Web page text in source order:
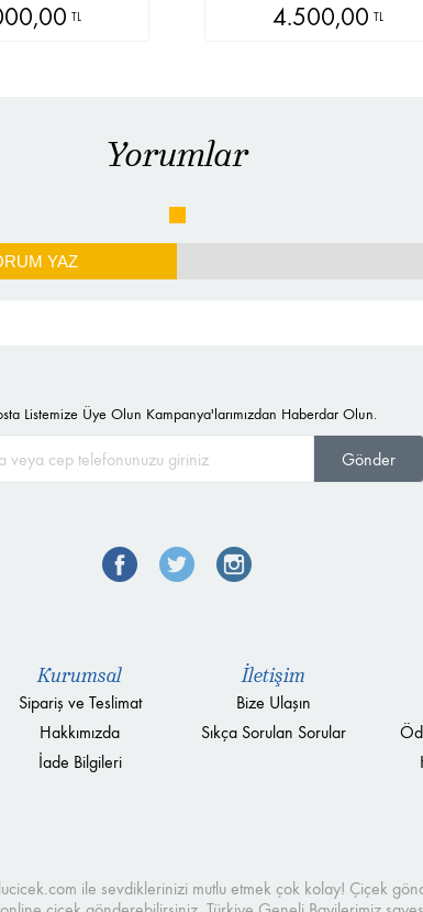
TL 4.500,00 TL
Yorumlar
YAZ
Listemize Üye Olun Kampanya'larımızdan Haberdar Olun.
Gönder
Kurumsal
Sipariş ve Teslimat
Hakkımızda
İade Bilgileri
İletişim
Bize Ulaşın
Sıkça Sorulan Sorular
ile sevdiklerinizi mutlu etmek çok kolay! Çiçek